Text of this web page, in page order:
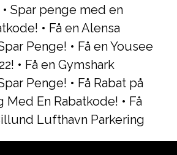
• Spar penge med en
• Få en Alensa
Penge! • Få en Yousee
• Få en Gymshark
Penge! • Få Rabat på
Med En Rabatkode! • Få
Lufthavn Parkering